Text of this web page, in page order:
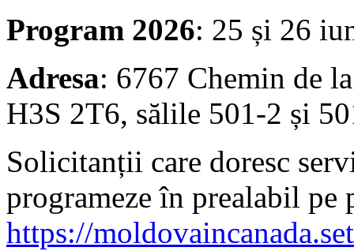
Program 2026: 25 și 26
Adresa: 6767 Chemin de
H3S 2T6, sălile 501-2 și
Solicitanții care doresc
programeze în prealabil pe
https://